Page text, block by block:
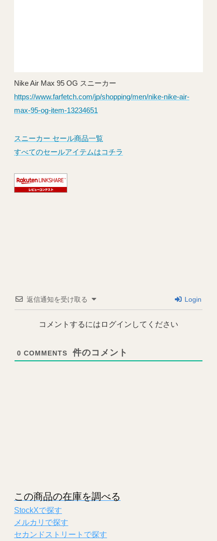
Nike Air Max 95 OG スニーカー
https://www.farfetch.com/jp/shopping/men/nike-nike-air-
max-95-og-item-13234651
スニーカー セール商品一覧
すべてのセールアイテムはコチラ
この商品の在庫を調べる
StockXで探す
メルカリで探す
セカンドストリートで探す
返信通知を受け取る Login
コメントするにはログインしてください
0 COMMENTS